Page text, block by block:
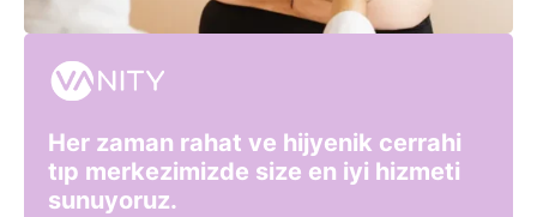
Her zaman rahat ve hijyenik cerrahi
tıp merkezimizde size en iyi hizmeti
sunuyoruz.